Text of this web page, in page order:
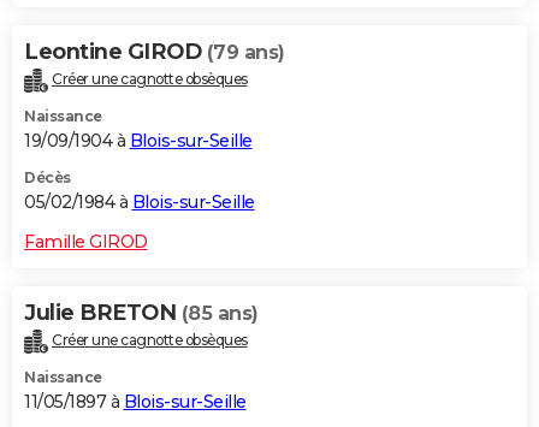
Leontine GIROD (79 ans)
Créer une cagnotte obsèques
Naissance
19/09/1904 à Blois-sur-Seille
Décès
05/02/1984 à Blois-sur-Seille
Famille GIROD
Julie BRETON (85 ans)
Créer une cagnotte obsèques
Naissance
11/05/1897 à Blois-sur-Seille